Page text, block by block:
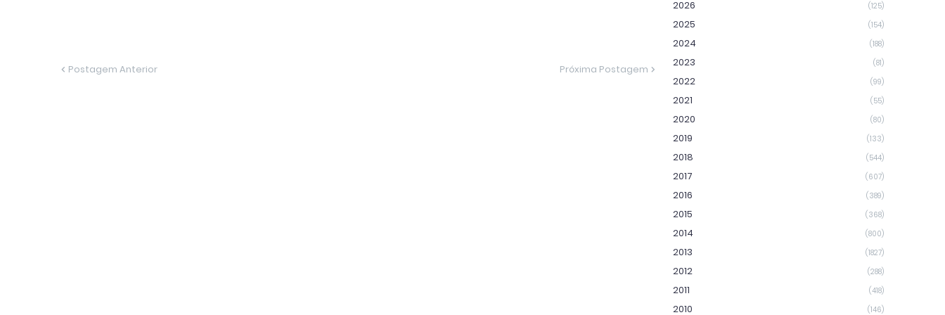
Postagem Anterior Próxima Postagem
2026 (125)
2025 (154)
2024 (188)
2023 (81)
2022 (99)
2021 (55)
2020 (80)
2019 (133)
2018 (544)
2017 (607)
2016 (389)
2015 (368)
2014 (800)
2013 (1827)
2012 (288)
2011 (418)
2010 (146)